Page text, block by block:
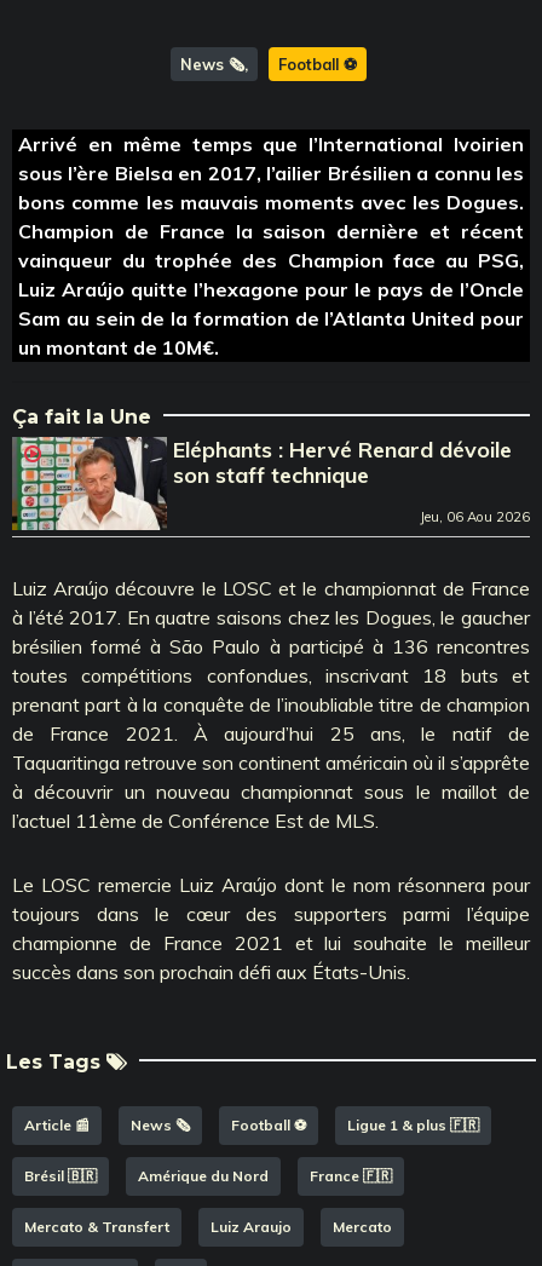
News 🗞️ Football ⚽️
Arrivé en même temps que l’International Ivoirien
sous l’ère Bielsa en 2017, l’ailier Brésilien a connu les
bons comme les mauvais moments avec les Dogues.
Champion de France la saison dernière et récent
vainqueur du trophée des Champion face au PSG,
Luiz Araújo quitte l’hexagone pour le pays de l’Oncle
Sam au sein de la formation de l’Atlanta United pour
un montant de 10M€.
Ça fait la Une
Eléphants : Hervé Renard dévoile
son staff technique
Jeu, 06 Aou 2026
Luiz Araújo découvre le LOSC et le championnat de France
à l’été 2017. En quatre saisons chez les Dogues, le gaucher
brésilien formé à São Paulo à participé à 136 rencontres
toutes compétitions confondues, inscrivant 18 buts et
prenant part à la conquête de l’inoubliable titre de champion
de France 2021. À aujourd’hui 25 ans, le natif de
Taquaritinga retrouve son continent américain où il s’apprête
à découvrir un nouveau championnat sous le maillot de
l’actuel 11ème de Conférence Est de MLS.
Le LOSC remercie Luiz Araújo dont le nom résonnera pour
toujours dans le cœur des supporters parmi l’équipe
championne de France 2021 et lui souhaite le meilleur
succès dans son prochain défi aux États-Unis.
Les Tags
Article 📰 News 🗞️ Football ⚽️ Ligue 1 & plus 🇫🇷
Brésil 🇧🇷 Amérique du Nord France 🇫🇷
Mercato & Transfert Luiz Araujo Mercato